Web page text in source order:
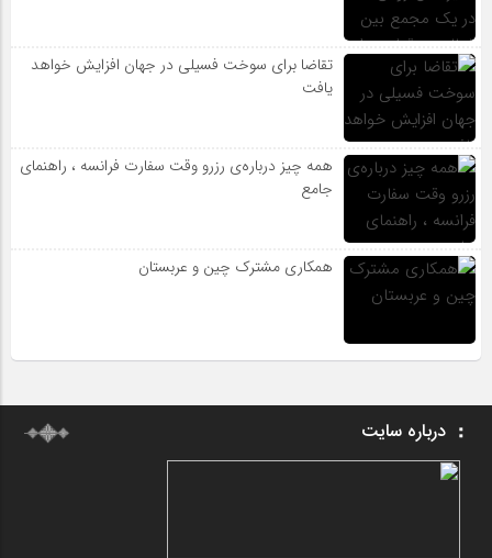
تقاضا برای سوخت فسیلی در جهان افزایش خواهد
یافت
همه چیز درباره‌ی رزرو وقت سفارت فرانسه ، راهنمای
جامع
همکاری مشترک چین و عربستان
درباره سایت